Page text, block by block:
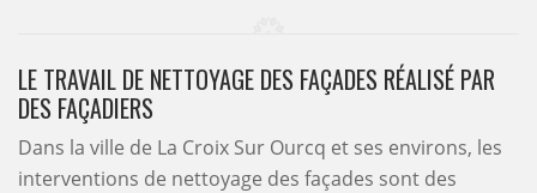
LE TRAVAIL DE NETTOYAGE DES FAÇADES RÉALISÉ PAR
DES FAÇADIERS
Dans la ville de La Croix Sur Ourcq et ses environs, les
interventions de nettoyage des façades sont des